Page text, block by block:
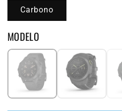
Carbono
MODELO